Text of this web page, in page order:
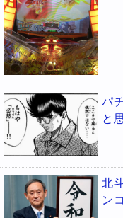
パ
と
北
ン